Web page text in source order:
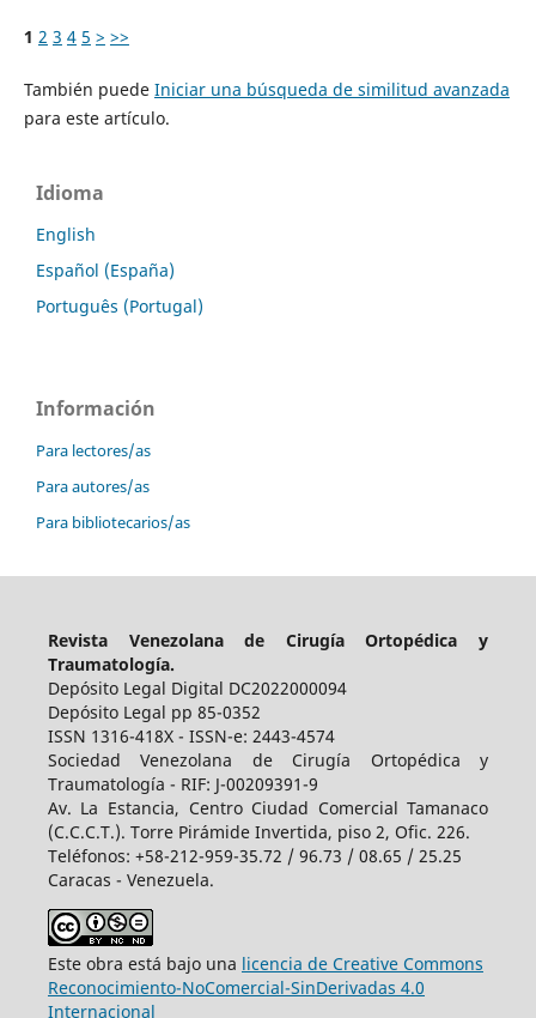
1 2 3 4 5 > >>
También puede Iniciar una búsqueda de similitud avanzada
para este artículo.
Idioma
English
Español (España)
Português (Portugal)
Información
Para lectores/as
Para autores/as
Para bibliotecarios/as
Revista Venezolana de Cirugía Ortopédica y
Traumatología.
Depósito Legal Digital DC2022000094
Depósito Legal pp 85-0352
ISSN 1316-418X - ISSN-e: 2443-4574
Sociedad Venezolana de Cirugía Ortopédica y
Traumatología - RIF: J-00209391-9
Av. La Estancia, Centro Ciudad Comercial Tamanaco
(C.C.C.T.). Torre Pirámide Invertida, piso 2, Ofic. 226.
Teléfonos: +58-212-959-35.72 / 96.73 / 08.65 / 25.25
Caracas - Venezuela.
Este obra está bajo una licencia de Creative Commons
Reconocimiento-NoComercial-SinDerivadas 4.0
Internacional